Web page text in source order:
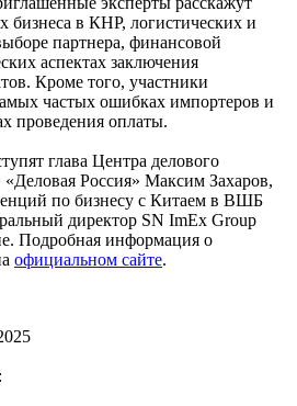
бизнеса в КНР, логистических и
партнера, финансовой
аспектах заключения
Кроме того, участники
частых ошибках импортеров и
проведения оплаты.
глава Центра делового
Россия» Максим Захаров,
по бизнесу с Китаем в ВШБ
директор SN ImEx Group
Подробная информация о
официальном сайте.